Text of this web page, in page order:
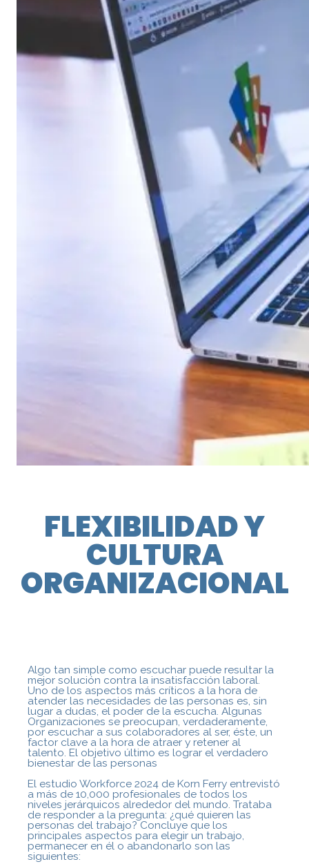
FLEXIBILIDAD Y
CULTURA
ORGANIZACIONAL
Algo tan simple como escuchar puede resultar la
mejor solución contra la insatisfacción laboral.
Uno de los aspectos más críticos a la hora de
atender las necesidades de las personas es, sin
lugar a dudas, el poder de la escucha. Algunas
Organizaciones se preocupan, verdaderamente,
por escuchar a sus colaboradores al ser, éste, un
factor clave a la hora de atraer y retener al
talento. El objetivo último es lograr el verdadero
bienestar de las personas
El estudio Workforce 2024 de Korn Ferry entrevistó
a más de 10,000 profesionales de todos los
niveles jerárquicos alrededor del mundo. Trataba
de responder a la pregunta: ¿qué quieren las
personas del trabajo? Concluye que los
principales aspectos para elegir un trabajo,
permanecer en él o abandonarlo son las
siguientes: